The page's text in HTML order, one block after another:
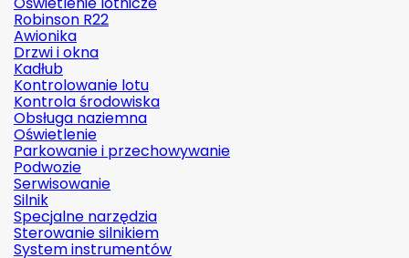
Robinson R22
Awionika
Drzwi i okna
Kadłub
Kontrolowanie lotu
Kontrola środowiska
Obsługa naziemna
Oświetlenie
Parkowanie i przechowywanie
Podwozie
Serwisowanie
Silnik
Specjalne narzędzia
Sterowanie silnikiem
System instrumentów